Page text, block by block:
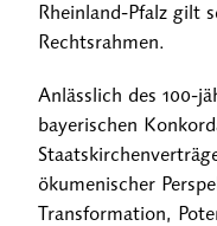
Rheinland-Pfalz gilt
Rechtsrahmen.
Anlässlich des 100-
bayerischen
ökumenischer
Transformation,